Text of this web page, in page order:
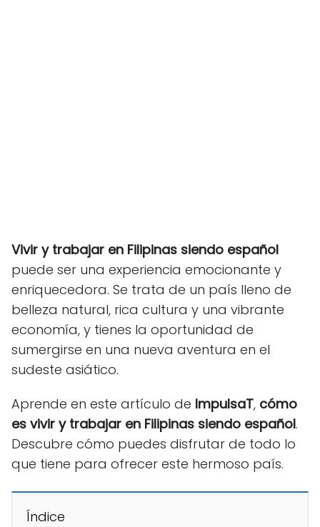
Vivir y trabajar en Filipinas siendo español
puede ser una experiencia emocionante y
enriquecedora. Se trata de un país lleno de
belleza natural, rica cultura y una vibrante
economía, y tienes la oportunidad de
sumergirse en una nueva aventura en el
sudeste asiático.
Aprende en este artículo de ImpulsaT, cómo
es vivir y trabajar en Filipinas siendo español.
Descubre cómo puedes disfrutar de todo lo
que tiene para ofrecer este hermoso país.
Índice